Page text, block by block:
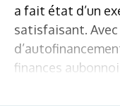
a fait état d’un
satisfaisant.
finances